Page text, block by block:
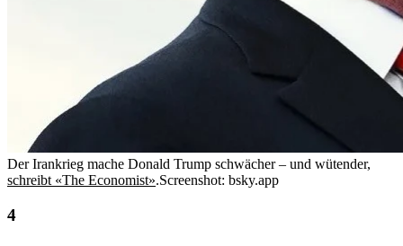
Der Irankrieg mache Donald Trump schwächer – und wütender,
schreibt «The Economist».Screenshot: bsky.app